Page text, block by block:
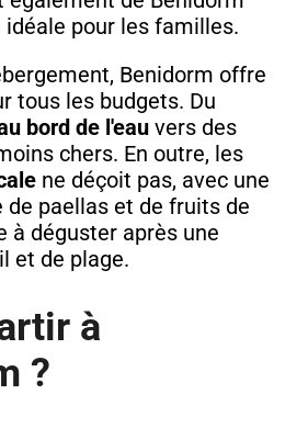
pour les familles.
Benidorm offre
tous les budgets. Du
bord de l'eauvers des
chers. En outre, les
ne déçoit pas, avec une
paellas et de fruits de
à déguster après une
et de plage.
à
?